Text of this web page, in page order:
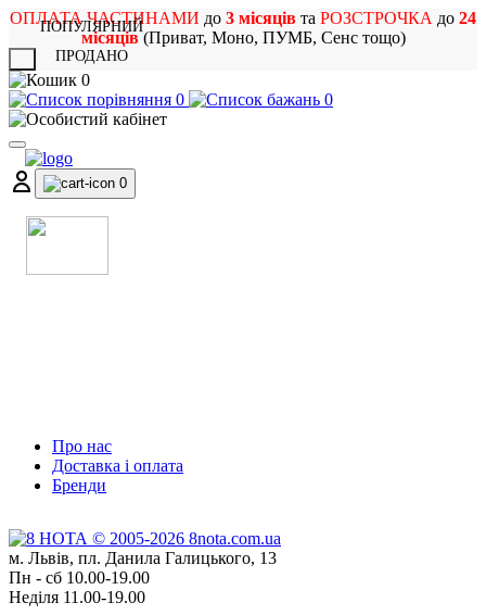
ОПЛАТА ЧАСТИНАМИ до 3 місяців та РОЗСТРОЧКА до 24
місяців(Приват, Моно, ПУМБ, Сенс тощо)
0
0
0
0
Про нас
Доставка і оплата
Бренди
м. Львів, пл. Данила Галицького, 13
Пн - сб 10.00-19.00
Неділя 11.00-19.00
ПОПУЛЯРНИЙ
ПРОДАНО